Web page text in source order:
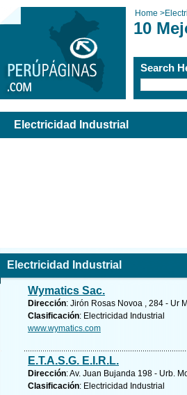
Home >
10
Search
Electricidad Industrial
Electricidad Industrial
Wymatics Sac.
Dirección: Jirón Rosas Novoa , 284 - Ur
Clasificación: Electricidad Industrial
www.wymatics.com
E.T.A.S.G. E.I.R.L.
Dirección: Av. Juan Bujanda 198 - Urb.
Clasificación: Electricidad Industrial